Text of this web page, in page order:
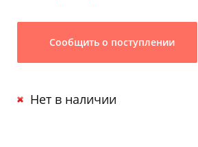
Сообщить о поступлении
Нет в наличии